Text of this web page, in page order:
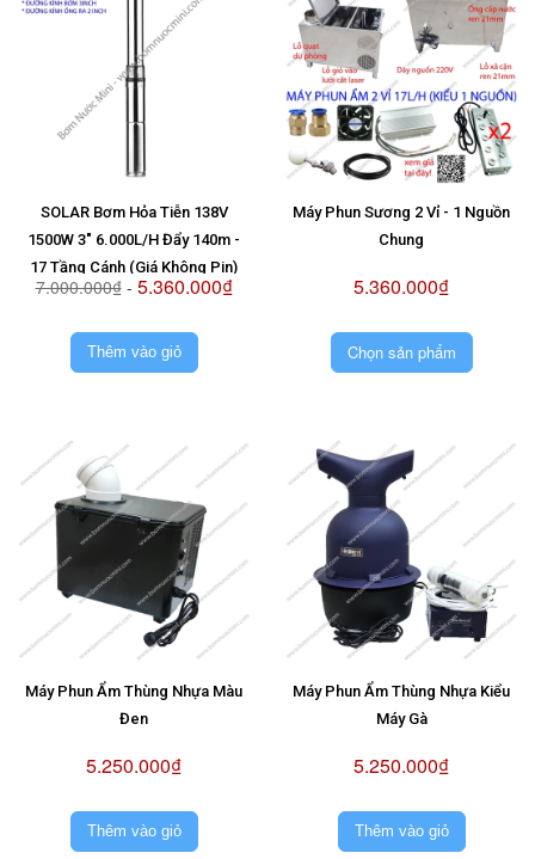
SOLAR Bơm Hỏa Tiễn 138V
1500W 3" 6.000L/H Đẩy 140m -
17 Tầng Cánh (Giá Không Pin)
7.000.000₫- 5.360.000₫
Thêm vào giỏ
Máy Phun Sương 2 Vỉ - 1 Nguồn
Chung
5.360.000₫
Chọn sản phẩm
Máy Phun Ẩm Thùng Nhựa Màu
Đen
5.250.000₫
Thêm vào giỏ
Máy Phun Ẩm Thùng Nhựa Kiểu
Máy Gà
5.250.000₫
Thêm vào giỏ